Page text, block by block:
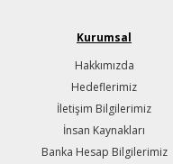
Kurumsal
Hakkımızda
Hedeflerimiz
İletişim Bilgilerimiz
İnsan Kaynakları
Banka Hesap Bilgilerimiz